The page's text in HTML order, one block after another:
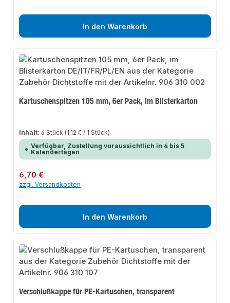
In den Warenkorb
Kartuschenspitzen 105 mm, 6er Pack, im Blisterkarton
Inhalt: 6 Stück (1,12 € / 1 Stück)
Verfügbar, Zustellung voraussichtlich in 4 bis 5
Kalendertagen
Regulärer Preis:
6,70 €
zzgl. Versandkosten
In den Warenkorb
Verschlußkappe für PE-Kartuschen, transparent